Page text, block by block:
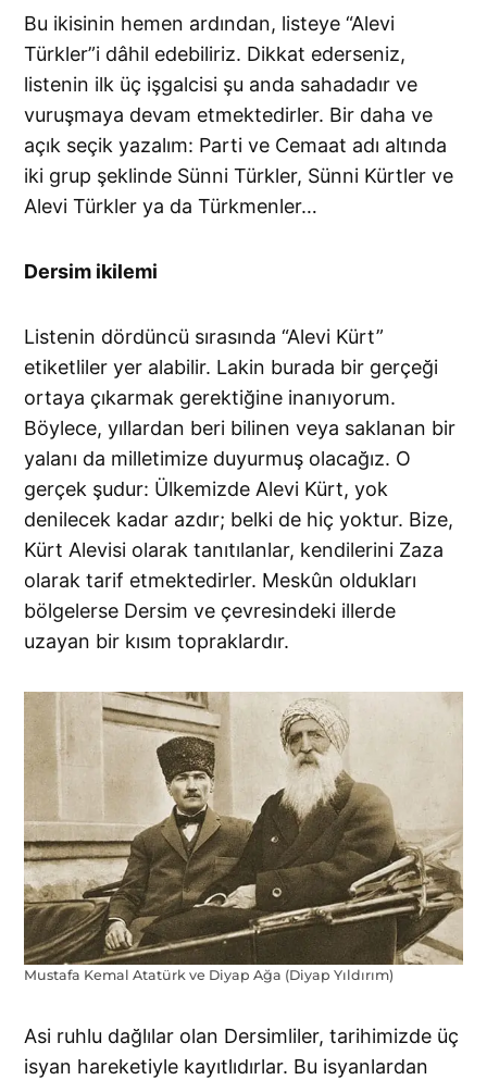
Bu ikisinin hemen ardından, listeye “Alevi
Türkler”i dâhil edebiliriz. Dikkat ederseniz,
listenin ilk üç işgalcisi şu anda sahadadır ve
vuruşmaya devam etmektedirler. Bir daha ve
açık seçik yazalım: Parti ve Cemaat adı altında
iki grup şeklinde Sünni Türkler, Sünni Kürtler ve
Alevi Türkler ya da Türkmenler…
Dersim ikilemi
Listenin dördüncü sırasında “Alevi Kürt”
etiketliler yer alabilir. Lakin burada bir gerçeği
ortaya çıkarmak gerektiğine inanıyorum.
Böylece, yıllardan beri bilinen veya saklanan bir
yalanı da milletimize duyurmuş olacağız. O
gerçek şudur: Ülkemizde Alevi Kürt, yok
denilecek kadar azdır; belki de hiç yoktur. Bize,
Kürt Alevisi olarak tanıtılanlar, kendilerini Zaza
olarak tarif etmektedirler. Meskûn oldukları
bölgelerse Dersim ve çevresindeki illerde
uzayan bir kısım topraklardır.
Mustafa Kemal Atatürk ve Diyap Ağa (Diyap Yıldırım)
Asi ruhlu dağlılar olan Dersimliler, tarihimizde üç
isyan hareketiyle kayıtlıdırlar. Bu isyanlardan